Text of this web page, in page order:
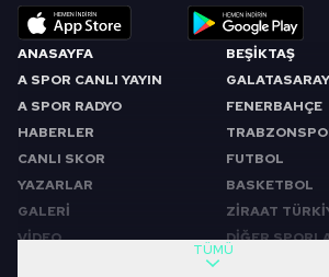
ANASAYFA
A SPOR CANLI YAYIN
A SPOR RADYO
HABERLER
CANLI SKOR
YAZARLAR
GALERİ
VİDEO
BEŞİKTAŞ
GALATASARAY
FENERBAHÇE
FUTBOL
BASKETBOL
ZİRAAT
DİĞER
TÜMÜ